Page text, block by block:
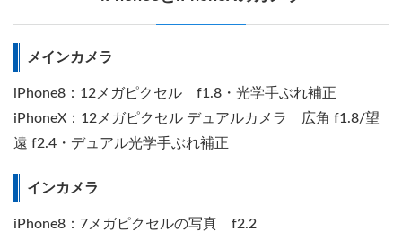
メインカメラ
iPhone8：12メガピクセル f1.8・光学手ぶれ補正
iPhoneX：12メガピクセル デュアルカメラ 広角 f1.8/望
遠 f2.4・デュアル光学手ぶれ補正
インカメラ
iPhone8：7メガピクセルの写真 f2.2